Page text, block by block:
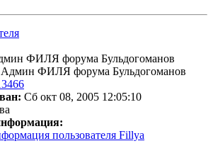
ФИЛЯ форума Бульдогоманов
Сб окт 08, 2005 12:05:10
пользователя Fillya